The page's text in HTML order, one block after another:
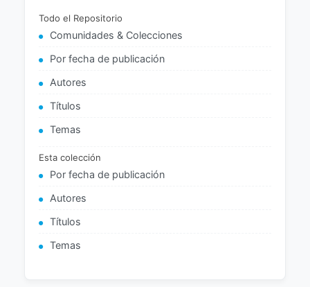
Todo el Repositorio
Comunidades & Colecciones
Por fecha de publicación
Autores
Títulos
Temas
Esta colección
Por fecha de publicación
Autores
Títulos
Temas